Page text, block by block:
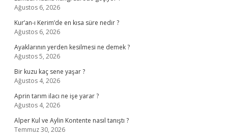
Ağustos 6, 2026
Kur’an-ı Kerim’de en kısa süre nedir ?
Ağustos 6, 2026
Ayaklarının yerden kesilmesi ne demek ?
Ağustos 5, 2026
Bir kuzu kaç sene yaşar ?
Ağustos 4, 2026
Aprin tarım ilacı ne işe yarar ?
Ağustos 4, 2026
Alper Kul ve Aylin Kontente nasıl tanıştı ?
Temmuz 30, 2026